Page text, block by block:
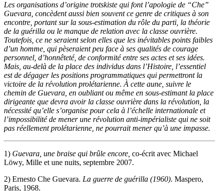
Les organisations d’origine trotskiste qui font l’apologie de “Che”
Guevara, concèdent aussi bien souvent ce genre de critiques à son
encontre, portant sur la sous-estimation du rôle du parti, la théorie
de la guérilla ou le manque de relation avec la classe ouvrière.
Toutefois, ce ne seraient selon elles que les inévitables points faibles
d’un homme, qui pèseraient peu face à ses qualités de courage
personnel, d’honnêteté, de conformité entre ses actes et ses idées.
Mais, au-delà de la place des individus dans l’Histoire, l’essentiel
est de dégager les positions programmatiques qui permettront la
victoire de la révolution prolétarienne. À cette aune, suivre le
chemin de Guevara, en oubliant ou même en sous-estimant la place
dirigeante que devra avoir la classe ouvrière dans la révolution, la
nécessité qu’elle s’organise pour cela à l’échelle internationale et
l’impossibilité de mener une révolution anti-impérialiste qui ne soit
pas réellement prolétarienne, ne pourrait mener qu’à une impasse.
1) Guevara, une braise qui brûle encore, co-écrit avec Michael
Löwy, Mille et une nuits, septembre 2007.
2) Ernesto Che Guevara. La guerre de guérilla (1960). Maspero,
Paris, 1968.